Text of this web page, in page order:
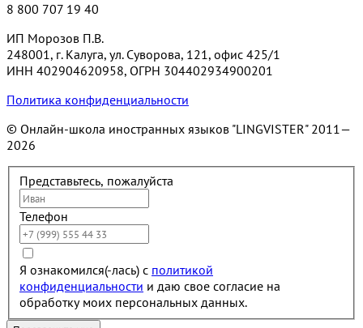
8 800 707 19 40
ИП Морозов П.В.
248001, г. Калуга, ул. Суворова, 121, офис 425/1
ИНН 402904620958, ОГРН 304402934900201
Политика конфиденциальности
© Онлайн-школа иностранных языков "LINGVISTER" 2011—
2026
Представьтесь, пожалуйста
Телефон
Я ознакомился(-лась) с политикой
конфиденциальности и даю свое согласие на
обработку моих персональных данных.